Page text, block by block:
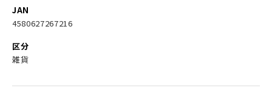
JAN
4580627267216
区分
雑貨